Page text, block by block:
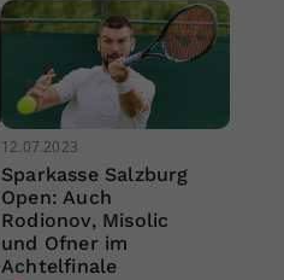
12.07.2023
Sparkasse Salzburg
Open: Auch
Rodionov, Misolic
und Ofner im
Achtelfinale